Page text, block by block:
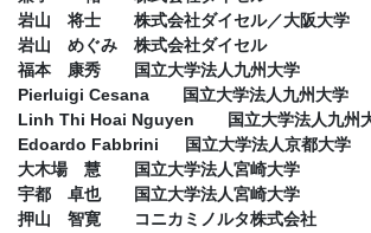
岩山 将士 株式会社ダイセル／大阪大学
岩山 めぐみ 株式会社ダイセル
福本 康秀 国立大学法人九州大学
Pierluigi Cesana 国立大学法人九州大学
Linh Thi Hoai Nguyen 国立大学法人九州
Edoardo Fabbrini 国立大学法人京都大学
大木場 慧 国立大学法人宮崎大学
宇都 卓也 国立大学法人宮崎大学
押山 智寛 コニカミノルタ株式会社